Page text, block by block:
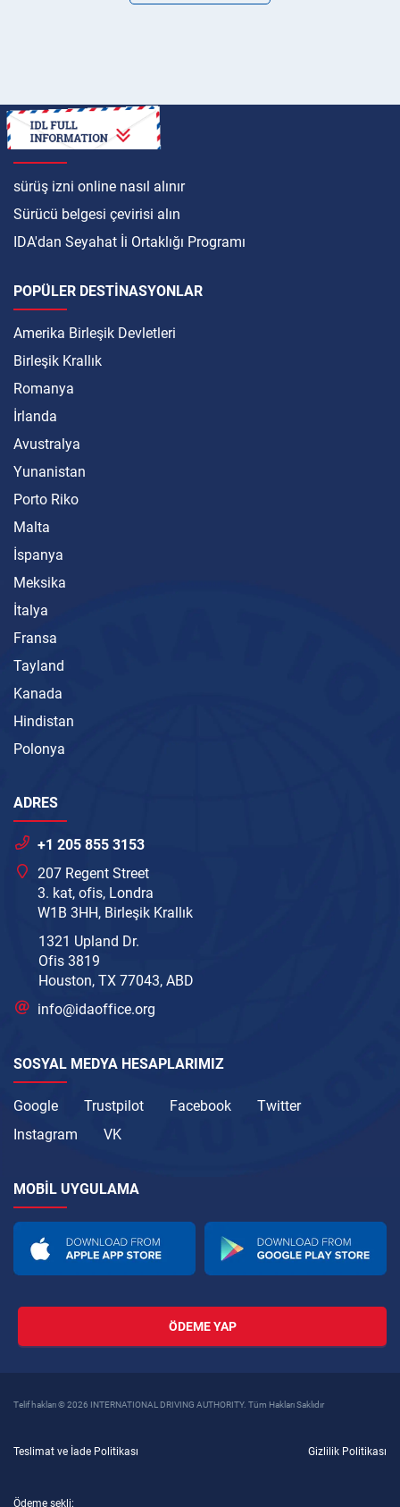
ULUSLARARASI
sürüş izni online nasıl alınır
Sürücü belgesi çevirisi alın
IDA'dan Seyahat İi Ortaklığı Programı
POPÜLER DESTINASYONLAR
Amerika Birleşik Devletleri
Birleşik Krallık
Romanya
İrlanda
Avustralya
Yunanistan
Porto Riko
Malta
İspanya
Meksika
İtalya
Fransa
Tayland
Kanada
Hindistan
Polonya
ADRES
+1 205 855 3153
207 Regent Street
3. kat, ofis, Londra
W1B 3HH, Birleşik Krallık
1321 Upland Dr.
Ofis 3819
Houston, TX 77043, ABD
info@idaoffice.org
SOSYAL MEDYA HESAPLARIMIZ
Google Trustpilot Facebook
Twitter
Instagram
VK
MOBIL UYGULAMA
ÖDEME YAP
Telif hakları © 2026 INTERNATIONAL DRIVING AUTHORITY. Tüm Hakları Saklıdır
Teslimat ve İade Politikası Gizlilik Politikası
Ödeme şekli: